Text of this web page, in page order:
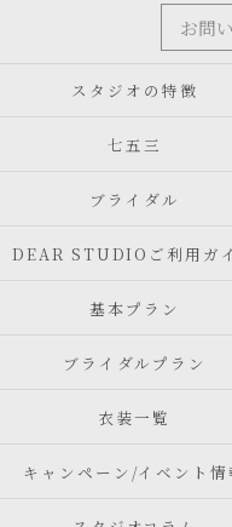
お問
スタジオの特徴
七五三
ブライダル
DEAR STUDIOご利用ガ
基本プラン
ブライダルプラン
衣装一覧
キャンペーン/イベント情